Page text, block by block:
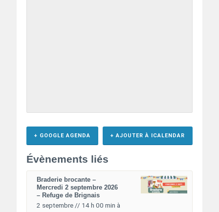
+ GOOGLE AGENDA + AJOUTER À ICALENDAR
Évènements liés
Braderie brocante –
Mercredi 2 septembre 2026
– Refuge de Brignais
2 septembre // 14 h 00 min à